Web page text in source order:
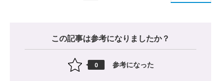
この記事は参考になりましたか？
0 参考になった